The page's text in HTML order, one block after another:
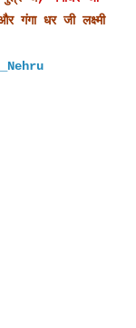
गंगा धर जी लक्ष्मी